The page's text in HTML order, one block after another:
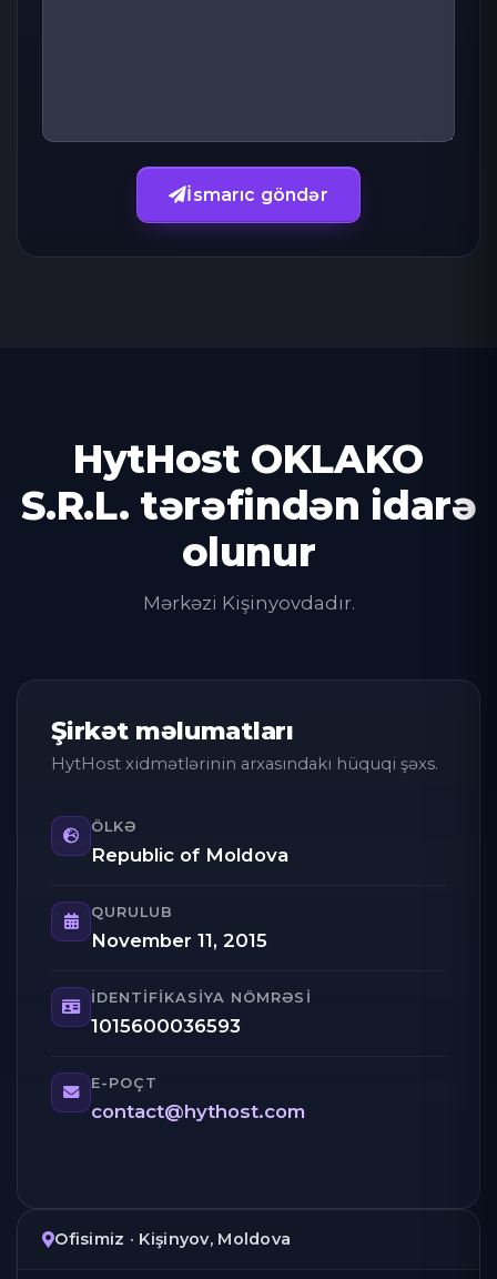
İsmarıc göndər
HytHost OKLAKO
S.R.L. tərəfindən idarə
olunur
Mərkəzi Kişinyovdadır.
Şirkət məlumatları
HytHost xidmətlərinin arxasındakı hüquqi şəxs.
ÖLKƏ
Republic of Moldova
QURULUB
November 11, 2015
İDENTIFIKASIYA NÖMRƏSI
1015600036593
E-POÇT
contact@hythost.com
Ofisimiz · Kişinyov, Moldova